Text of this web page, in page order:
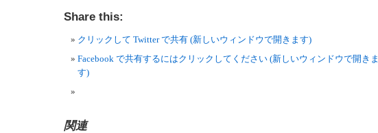
Share this:
クリックして Twitter で共有 (新しいウィンドウで開きます)
Facebook で共有するにはクリックしてください (新しいウィンドウで開きま
す)
関連